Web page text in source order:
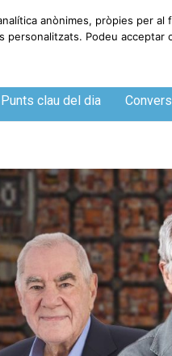
de 2026
Punts clau del dia
anònimes, pròpies per
personalitzats. Podeu acceptar